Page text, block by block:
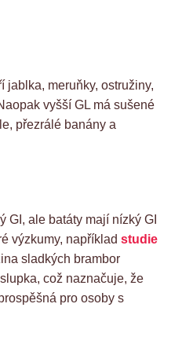
jablka, meruňky, ostružiny,
vyšší GL má sušené
přezrálé banány a
GI, ale batáty mají nízký GI
výzkumy, například studie
sladkých brambor
což naznačuje, že
pro osoby s